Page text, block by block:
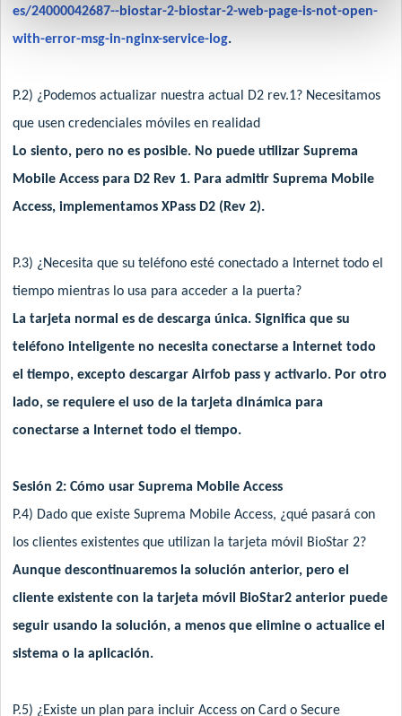
es/24000042687--biostar-2-biostar-2-web-page-is-not-open-
with-error-msg-in-nginx-service-log.
P.2) ¿Podemos actualizar nuestra actual D2 rev.1? Necesitamos
que usen credenciales móviles en realidad
Lo siento, pero no es posible. No puede utilizar Suprema
Mobile Access para D2 Rev 1. Para admitir Suprema Mobile
Access, implementamos XPass D2 (Rev 2).
P.3) ¿Necesita que su teléfono esté conectado a Internet todo el
tiempo mientras lo usa para acceder a la puerta?
La tarjeta normal es de descarga única. Significa que su
teléfono inteligente no necesita conectarse a Internet todo
el tiempo, excepto descargar Airfob pass y activarlo. Por otro
lado, se requiere el uso de la tarjeta dinámica para
conectarse a Internet todo el tiempo.
Sesión 2: Cómo usar Suprema Mobile Access
P.4) Dado que existe Suprema Mobile Access, ¿qué pasará con
los clientes existentes que utilizan la tarjeta móvil BioStar 2?
Aunque descontinuaremos la solución anterior, pero el
cliente existente con la tarjeta móvil BioStar2 anterior puede
seguir usando la solución, a menos que elimine o actualice el
sistema o la aplicación.
P.5) ¿Existe un plan para incluir Access on Card o Secure